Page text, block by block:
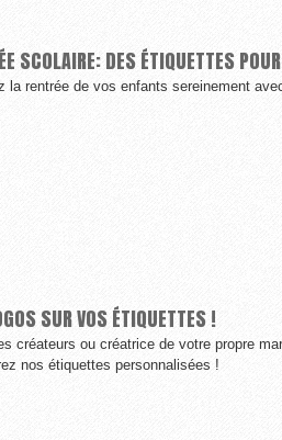
SCOLAIRE: DES ÉTIQUETTES
la rentrée de vos enfants sereinement
SUR VOS ÉTIQUETTES !
créateurs ou créatrice de votre propre
nos étiquettes personnalisées !